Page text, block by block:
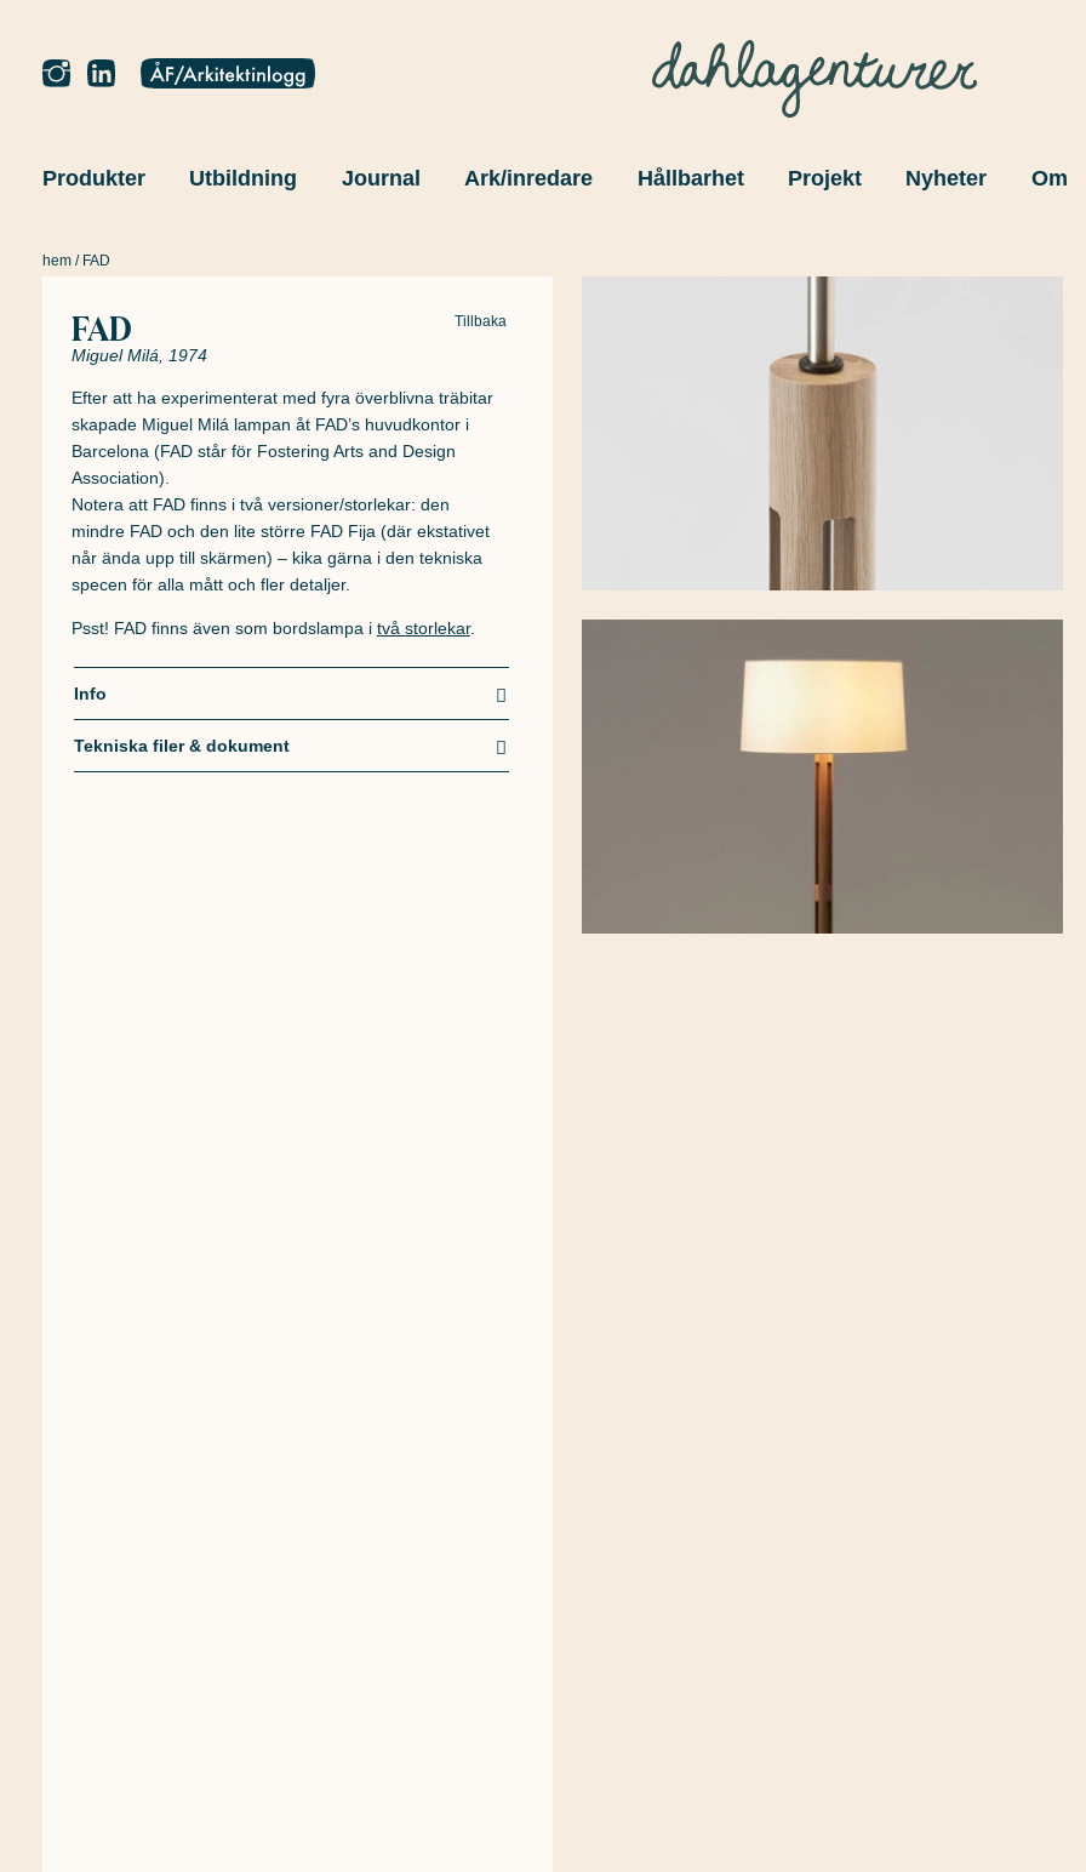
Produkter Utbildning Journal Ark/inredare Hållbarhet Projekt Nyheter Om
hem / FAD
FAD Tillbaka
Miguel Milá, 1974
Efter att ha experimenterat med fyra överblivna träbitar
skapade Miguel Milá lampan åt FAD’s huvudkontor i
Barcelona (FAD står för Fostering Arts and Design
Association).
Notera att FAD finns i två versioner/storlekar: den
mindre FAD och den lite större FAD Fija (där ekstativet
når ända upp till skärmen) – kika gärna i den tekniska
specen för alla mått och fler detaljer.
Psst! FAD finns även som bordslampa i två storlekar.
Info
Tekniska filer & dokument